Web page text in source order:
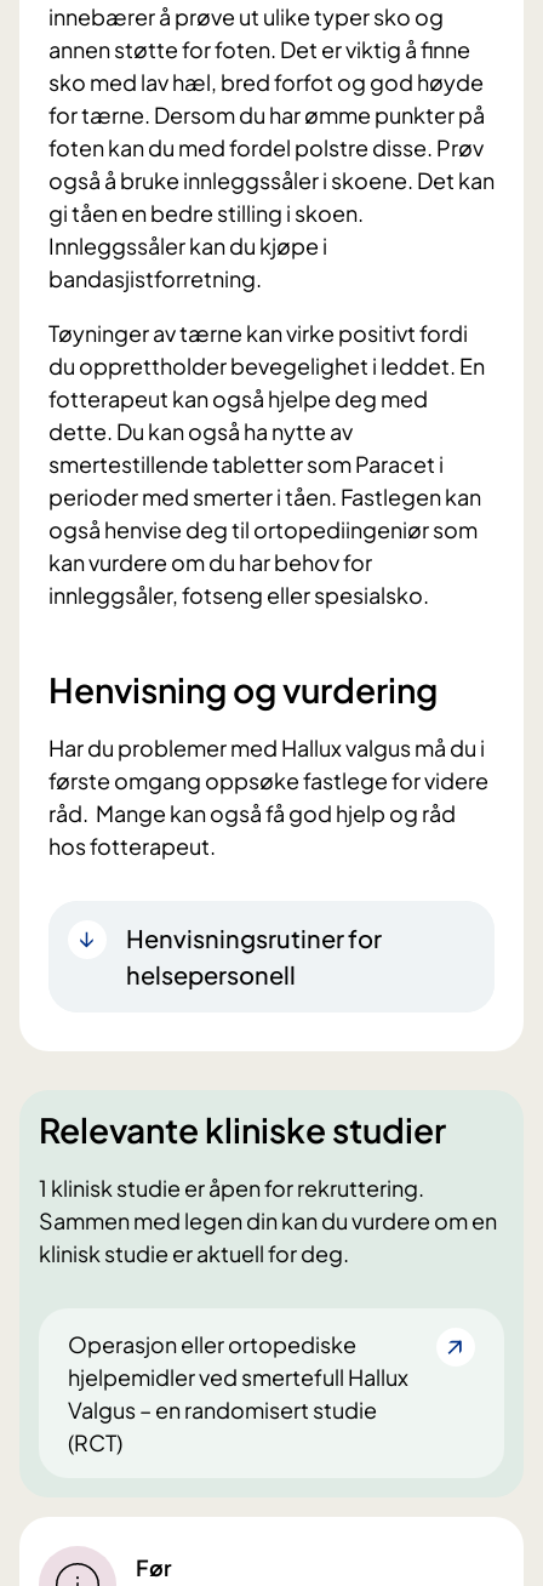
innebærer å prøve ut ulike typer sko og
annen støtte for foten. Det er viktig å finne
sko med lav hæl, bred forfot og god høyde
for tærne. Dersom du har ømme punkter på
foten kan du med fordel polstre disse. Prøv
også å bruke innleggssåler i skoene. Det kan
gi tåen en bedre stilling i skoen.
Innleggssåler kan du kjøpe i
bandasjistforretning.
Tøyninger av tærne kan virke positivt fordi
du opprettholder bevegelighet i leddet. En
fotterapeut kan også hjelpe deg med
dette. Du kan også ha nytte av
smertestillende tabletter som Paracet i
perioder med smerter i tåen. Fastlegen kan
også henvise deg til ortopediingeniør som
kan vurdere om du har behov for
innleggsåler, fotseng eller spesialsko.
Henvisning og vurdering
Har du problemer med Hallux valgus må du i
første omgang oppsøke fastlege for videre
råd. Mange kan også få god hjelp og råd
hos fotterapeut.
Henvisningsrutiner for
helsepersonell
Relevante kliniske studier
1 klinisk studie er åpen for rekruttering.
Sammen med legen din kan du vurdere om en
klinisk studie er aktuell for deg.
Operasjon eller ortopediske
hjelpemidler ved smertefull Hallux
Valgus – en randomisert studie
(RCT)
Før